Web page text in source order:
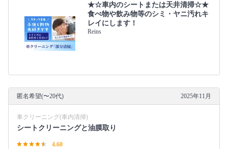
★☆車内のシートまたは天井清掃☆★
食べ物や飲み物等のシミ・ヤニ汚れキ
レイにします！
Reins
匿名希望(〜20代) 2025年11月
車クリーニング(車内清掃)
シートクリーニングと油膜取り
4.60